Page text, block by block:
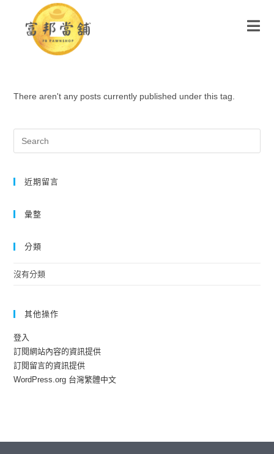
There aren't any posts currently published under this tag.
近期留言
彙整
分類
沒有分類
其他操作
登入
訂閱網站內容的資訊提供
訂閱留言的資訊提供
WordPress.org 台灣繁體中文